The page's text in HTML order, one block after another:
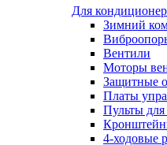
Для
Зимний
Вентили
Моторы
Защитные
Платы
Пульты
4-ходовые